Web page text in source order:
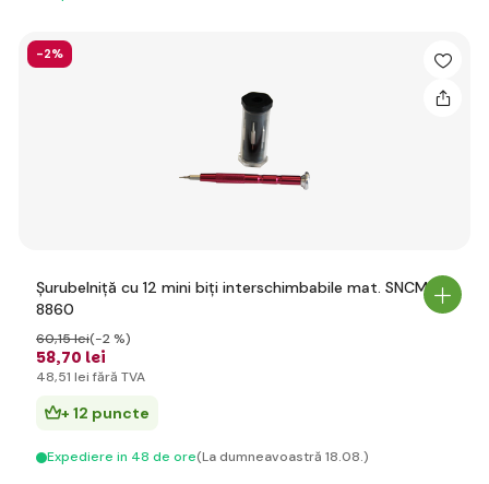
-2%
Șurubelniță cu 12 mini biți interschimbabile mat. SNCM
8860
58,70 lei
60,15 lei(-2 %)
48,51 lei fără TVA
+ 12 puncte
Expediere in 48 de ore(La dumneavoastră 18.08.)